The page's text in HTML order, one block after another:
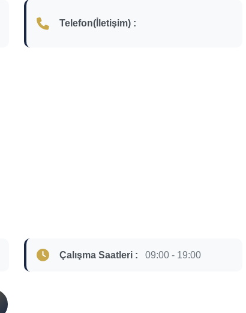
Telefon(İletişim) :
Çalışma Saatleri : 09:00 - 19:00